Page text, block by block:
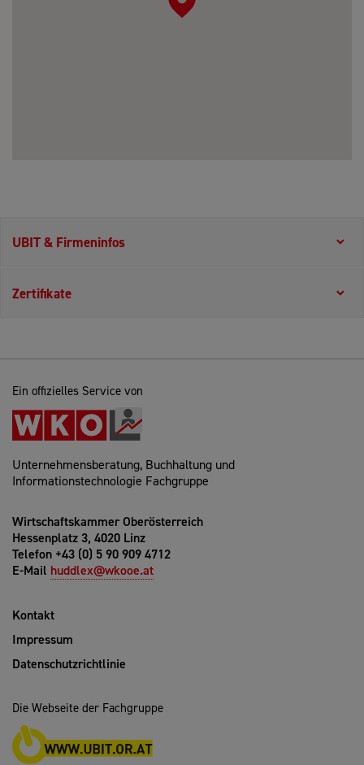
UBIT & Firmeninfos
Zertifikate
Ein offizielles Service von
Unternehmensberatung, Buchhaltung und
Informationstechnologie Fachgruppe
Wirtschaftskammer Oberösterreich
Hessenplatz 3, 4020 Linz
Telefon +43 (0) 5 90 909 4712
E-Mail huddlex@wkooe.at
Kontakt
Impressum
Datenschutzrichtlinie
Die Webseite der Fachgruppe